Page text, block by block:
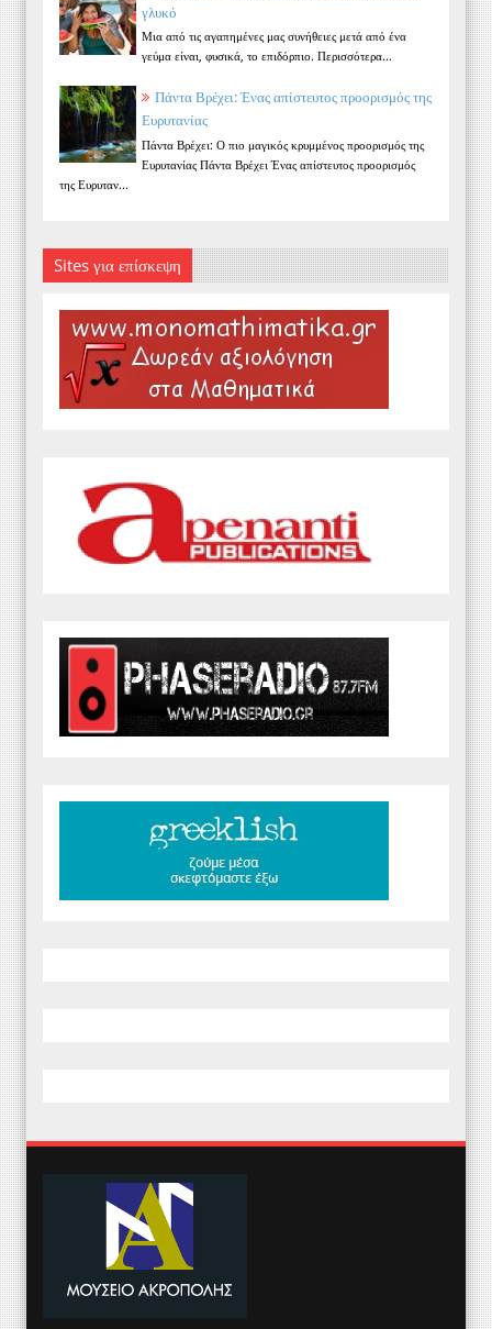
γλυκό
Μια από τις αγαπημένες μας συνήθειες μετά από ένα
γεύμα είναι, φυσικά, το επιδόρπιο. Περισσότερα...
Πάντα Βρέχει: Ένας απίστευτος προορισμός της
Ευρυτανίας
Πάντα Βρέχει: Ο πιο μαγικός κρυμμένος προορισμός της
Ευρυτανίας Πάντα Βρέχει Ένας απίστευτος προορισμός
της Ευρυταν...
Sites για επίσκεψη